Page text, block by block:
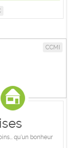
CCMI
qu'un bonheur